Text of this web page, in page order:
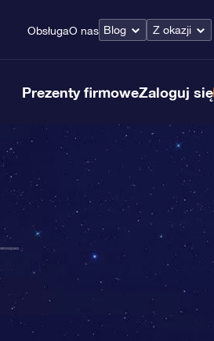
ObsługaO nas Blog Z okazji
Prezenty firmoweZaloguj się